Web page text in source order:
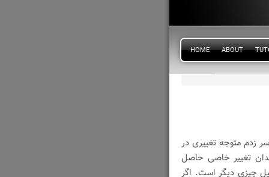
HOME ABOUT
زدم متوجه تغییری در
تغییر خاصی حاصل
چیزی دیگر است. اگر